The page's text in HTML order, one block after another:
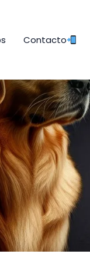
Contacto